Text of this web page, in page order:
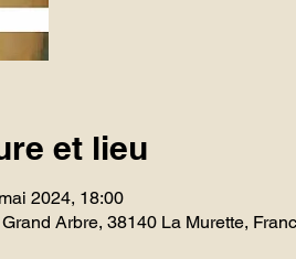
et lieu
2024, 18:00
Arbre, 38140 La Murette,